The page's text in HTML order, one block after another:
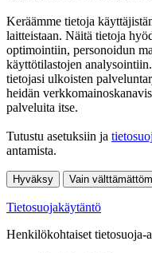
Keräämme tietoja
laitteistaan. Näitä tietoja
optimointiin, personoidun
käyttötilastojen
tietojasi ulkoisten
heidän
palveluita itse.
Tutustu asetuksiin ja
antamista.
Hyväksy Vain
Tietosuojakäytäntö
Henkilökohtaiset tietosuoja-